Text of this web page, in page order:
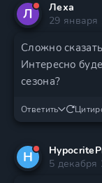
Л
Леха
29 января
Сложно
Интересно
сезона?
Ответить
H
5 декабря